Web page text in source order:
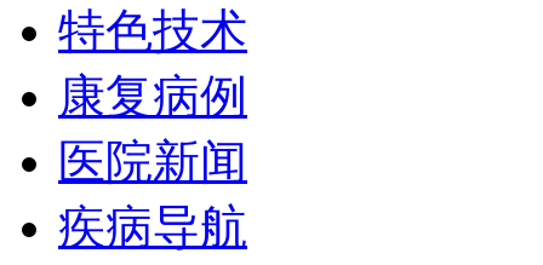
特色技术
康复病例
医院新闻
疾病导航